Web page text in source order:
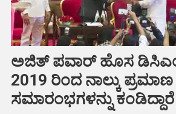
ಅಜಿತ್ ಪವಾರ್ ಹೊಸ
2019 ರಿಂದ ನಾಲ್ಕು
ಸಮಾರಂಭಗಳನ್ನು ಕಂಡಿದ್ದಾರೆ